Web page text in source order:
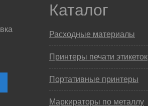
Каталог
Расходные материалы
Принтеры печати этикеток
Портативные принтеры
Маркираторы по металлу